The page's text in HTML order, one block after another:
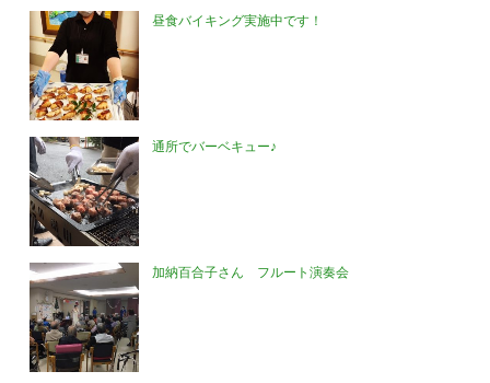
昼食バイキング実施中です！
通所でバーベキュー♪
加納百合子さん フルート演奏会